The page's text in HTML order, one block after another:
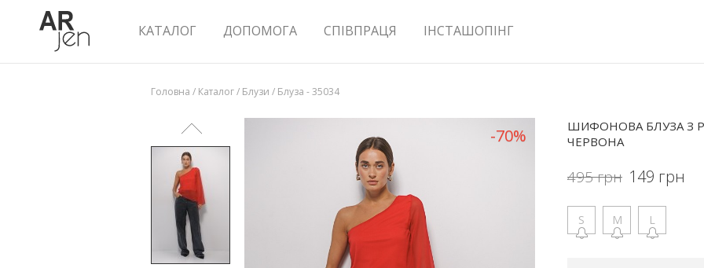
КАТАЛОГ ДОПОМОГА СПІВПРАЦЯ ІНСТАШОПІНГ
Головна / Каталог/ Блузи / Блуза - 35034
ШИФОНОВА БЛУЗА З
ЧЕРВОНА
495грн 149 грн
S M L
-70%